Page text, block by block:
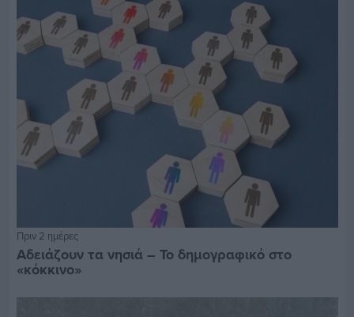
Πριν 2 ημέρες
Αδειάζουν τα νησιά – Το δημογραφικό στο
«κόκκινο»